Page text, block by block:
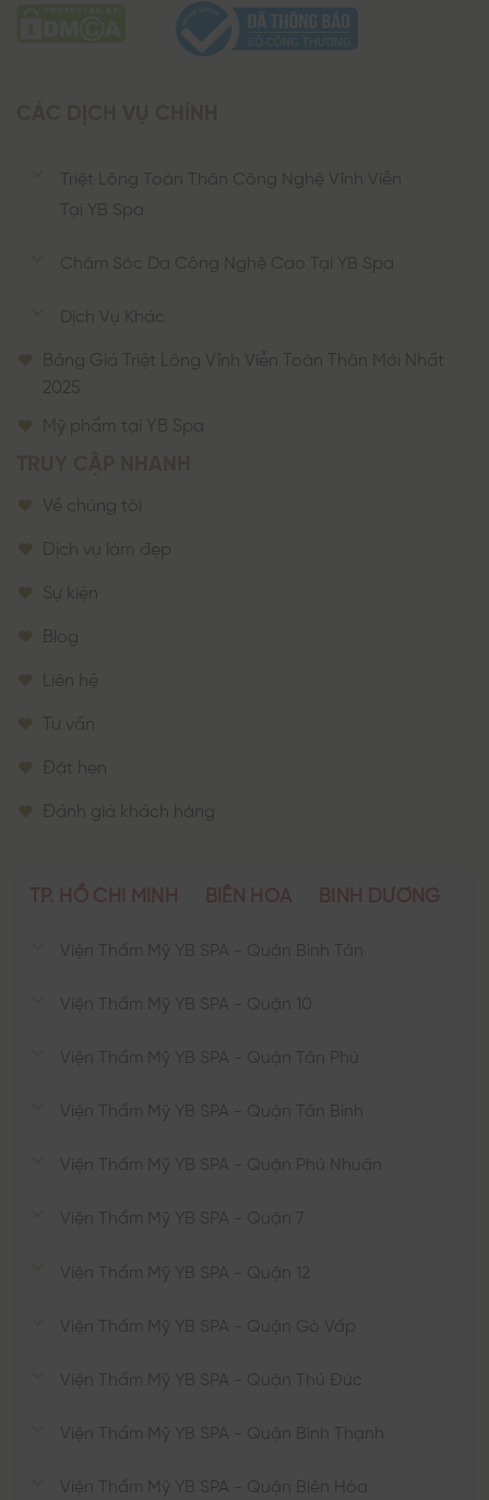
Triệt Lông Toàn Thân Công Nghệ Vĩnh Viễn
Tại YB Spa
Chăm Sóc Da Công Nghệ Cao Tại YB Spa
Dịch Vụ Khác
Bảng Giá Triệt Lông Vĩnh Viễn Toàn Thân Mới Nhất
2025
Mỹ phẩm tại YB Spa
Về chúng tôi
Dịch vụ làm đẹp
Sự kiện
Blog
Liên hệ
Tư vấn
Đặt hẹn
Đánh giá khách hàng
TP. HỒ CHÍ MINH BIÊN HÒA BÌNH DƯƠNG
Viện Thẩm Mỹ YB SPA - Quận Bình Tân
Viện Thẩm Mỹ YB SPA - Quận 10
Viện Thẩm Mỹ YB SPA - Quận Tân Phú
Viện Thẩm Mỹ YB SPA - Quận Tân Bình
Viện Thẩm Mỹ YB SPA - Quận Phú Nhuận
Viện Thẩm Mỹ YB SPA - Quận 7
Viện Thẩm Mỹ YB SPA - Quận 12
Viện Thẩm Mỹ YB SPA - Quận Gò Vấp
Viện Thẩm Mỹ YB SPA - Quận Thủ Đức
Viện Thẩm Mỹ YB SPA - Quận Bình Thạnh
Viện Thẩm Mỹ YB SPA - Quận Biên Hòa